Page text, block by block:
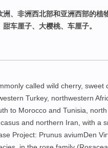
、非洲西北部和亚洲西部的植
车厘子、大樱桃、车厘子。
called wild cherry,
Turkey, northwestern
to Morocco and Tunisia,
and northern Iran, with a
Project: Prunus aviumDen